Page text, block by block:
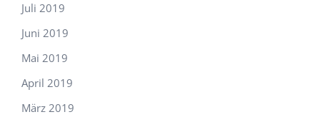
Juli 2019
Juni 2019
Mai 2019
April 2019
März 2019